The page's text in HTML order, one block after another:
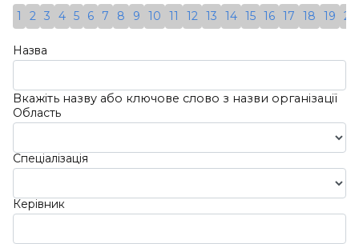
Назва
Вкажіть назву або ключове слово з назви організації
Область
Спеціалізація
Керівник
Гарник
Тетяна
Петрівна
33443640
Нетрадиційна Медицина
Київ, Вулиця
В, Квартира 16
Детальніше
1 2 3 4 5 6 7 8 9 10 11 12 13 14 15 16 17 18 19 20